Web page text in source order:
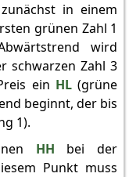
in einem
grünen Zahl 1
wird
schwarzen Zahl 3
ein HL(grüne
beginnt, der bis
1).
HH bei der
Punkt muss